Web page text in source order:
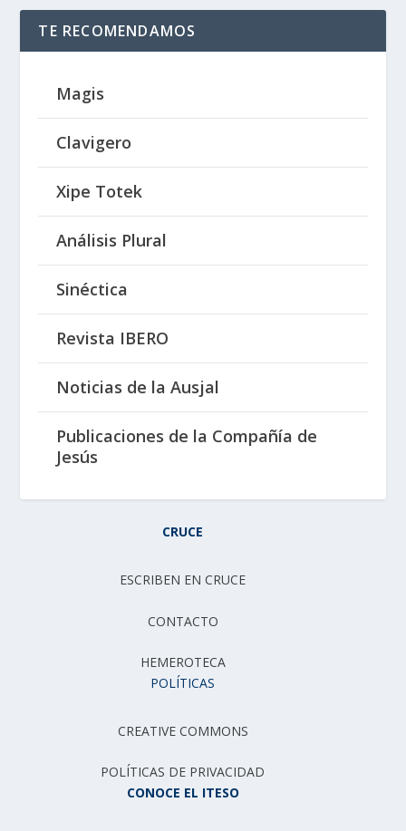
TE RECOMENDAMOS
Magis
Clavigero
Xipe Totek
Análisis Plural
Sinéctica
Revista IBERO
Noticias de la Ausjal
Publicaciones de la Compañía de
Jesús
CRUCE
ESCRIBEN EN CRUCE
CONTACTO
HEMEROTECA
POLÍTICAS
CREATIVE COMMONS
POLÍTICAS DE PRIVACIDAD
CONOCE EL ITESO